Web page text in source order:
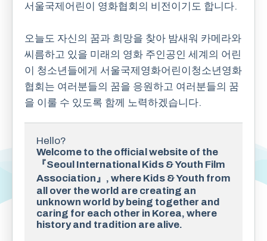
서울국제어린이 영화협회의 비전이기도 합니다.
오늘도 자신의 꿈과 희망을 찾아 밤새워 카메라와
씨름하고 있을 미래의 영화 주인공인 세계의 어린
이 청소년들에게 서울국제영화어린이청소년영화
협회는 여러분들의 꿈을 응원하고 여러분들의 꿈
을 이룰 수 있도록 함께 노력하겠습니다.
Hello?
Welcome to the official website of the
『Seoul International Kids & Youth Film
Association』, where Kids & Youth from
all over the world are creating an
unknown world by being together and
caring for each other in Korea, where
history and tradition are alive.